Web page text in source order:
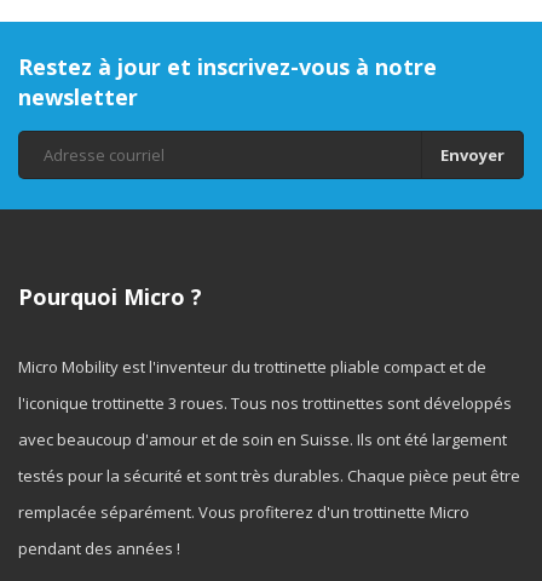
Restez à jour et inscrivez-vous à notre
newsletter
Envoyer
Pourquoi Micro ?
Micro Mobility est l'inventeur du trottinette pliable compact et de
l'iconique trottinette 3 roues. Tous nos trottinettes sont développés
avec beaucoup d'amour et de soin en Suisse. Ils ont été largement
testés pour la sécurité et sont très durables. Chaque pièce peut être
remplacée séparément. Vous profiterez d'un trottinette Micro
pendant des années !